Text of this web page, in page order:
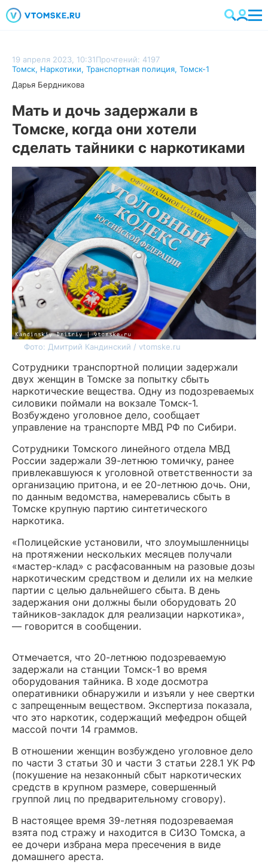
19 апреля 2023, 10:31Прочтений: 4197
Томск, Наркотики, Транспортная полиция, Томск-1
Дарья Бердникова
Мать и дочь задержали в
Томске, когда они хотели
сделать тайники с наркотиками
Фото: Дмитрий Кандинский / vtomske.ru
Сотрудники транспортной полиции задержали
двух женщин в Томске за попытку сбыть
наркотические вещества. Одну из подозреваемых
силовики поймали на вокзале Томск-1.
Возбуждено уголовное дело, сообщает
управление на транспорте МВД РФ по Сибири.
Сотрудники Томского линейного отдела МВД
России задержали 39-летнюю томичку, ранее
привлекавшуюся к уголовной ответственности за
организацию притона, и ее 20-летнюю дочь. Они,
по данным ведомства, намеревались сбыть в
Томске крупную партию синтетического
наркотика.
«Полицейские установили, что злоумышленницы
на протяжении нескольких месяцев получали
«мастер-клад» с расфасованным на разовые дозы
наркотическим средством и делили их на мелкие
партии с целью дальнейшего сбыта. В день
задержания они должны были оборудовать 20
тайников-закладок для реализации наркотика»,
— говорится в сообщении.
Отмечается, что 20-летнюю подозреваемую
задержали на станции Томск-1 во время
оборудования тайника. В ходе досмотра
оперативники обнаружили и изъяли у нее свертки
с запрещенным веществом. Экспертиза показала,
что это наркотик, содержащий мефедрон общей
массой почти 14 граммов.
В отношении женщин возбуждено уголовное дело
по части 3 статьи 30 и части 3 статьи 228.1 УК РФ
(покушение на незаконный сбыт наркотических
средств в крупном размере, совершенный
группой лиц по предварительному сговору).
В настоящее время 39-летняя подозреваемая
взята под стражу и находится в СИЗО Томска, а
ее дочери избрана мера пресечения в виде
домашнего ареста.